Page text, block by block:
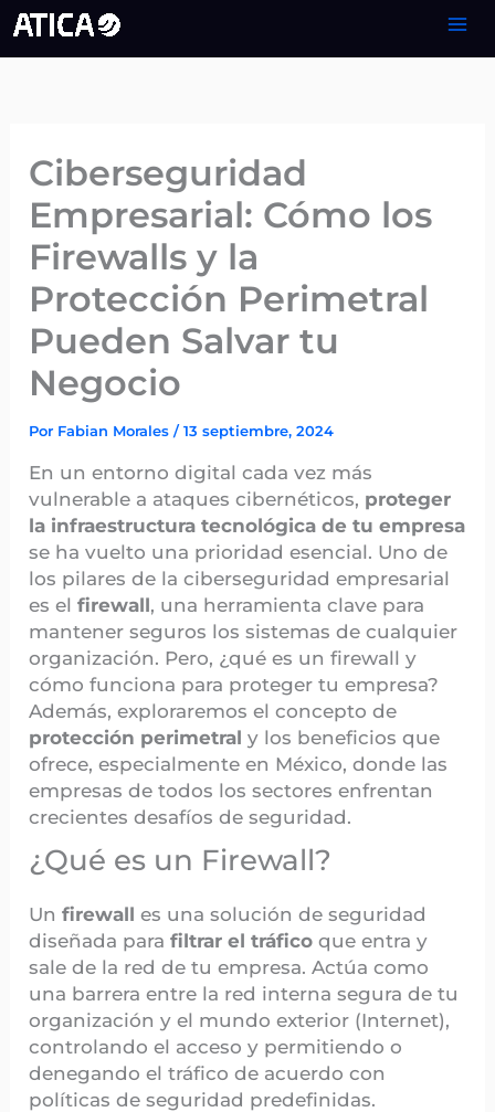
al
Ciberseguridad
Empresarial: Cómo los
Firewalls y la
Protección Perimetral
Pueden Salvar tu
Negocio
Por Fabian Morales/13 septiembre, 2024
En un entorno digital cada vez más
vulnerable a ataques cibernéticos, proteger
la infraestructura tecnológica de tu empresa
se ha vuelto una prioridad esencial. Uno de
los pilares de la ciberseguridad empresarial
es elfirewall, una herramienta clave para
mantener seguros los sistemas de cualquier
organización. Pero, ¿qué es un firewall y
cómo funciona para proteger tu empresa?
Además, exploraremos el concepto de
protección perimetral y los beneficios que
ofrece, especialmente en México, donde las
empresas de todos los sectores enfrentan
crecientes desafíos de seguridad.
¿Qué es un Firewall?
Unfirewall es una solución de seguridad
diseñada parafiltrar el tráfico que entra y
sale de la red de tu empresa. Actúa como
una barrera entre la red interna segura de tu
organización y el mundo exterior (Internet),
controlando el acceso y permitiendo o
denegando el tráfico de acuerdo con
políticas de seguridad predefinidas.